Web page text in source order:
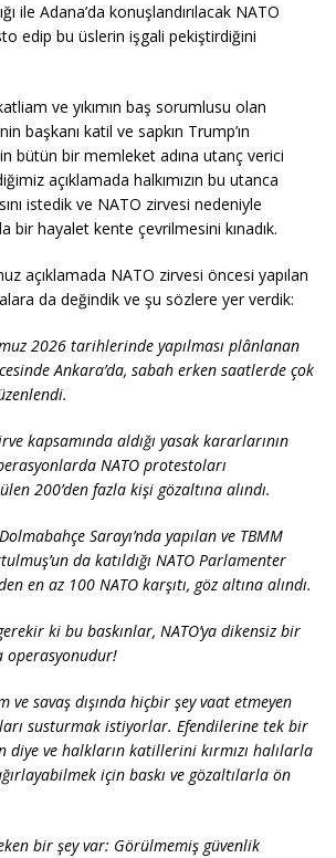
ile Adana’da konuşlandırılacak NATO
edip bu üslerin işgali pekiştirdiğini
ve yıkımın baş sorumlusu olan
başkanı katil ve sapkın Trump’ın
bütün bir memleket adına utanç verici
açıklamada halkımızın bu utanca
istedik ve NATO zirvesi nedeniyle
bir hayalet kente çevrilmesini kınadık.
açıklamada NATO zirvesi öncesi yapılan
da değindik ve şu sözlere yer verdik:
2026 tarihlerinde yapılması plânlanan
Ankara’da, sabah erken saatlerde çok
kapsamında aldığı yasak kararlarının
NATO protestoları
200’den fazla kişi gözaltına alındı.
Sarayı’nda yapılan ve TBMM
da katıldığı NATO Parlamenter
en az 100 NATO karşıtı, göz altına alındı.
ki bu baskınlar, NATO’ya dikensiz bir
operasyonudur!
ve savaş dışında hiçbir şey vaat etmeyen
susturmak istiyorlar. Efendilerine tek bir
diye ve halkların katillerini kırmızı halılarla
için baskı ve gözaltılarla ön
bir şey var: Görülmemiş güvenlik